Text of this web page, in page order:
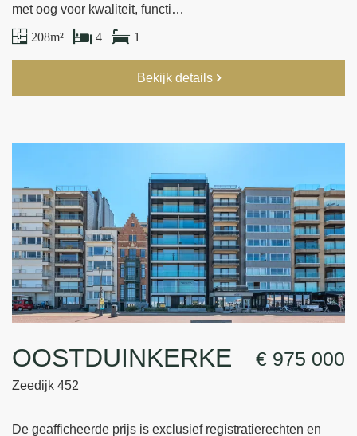
met oog voor kwaliteit, functi…
208 m² 4 1
Bekijk details
OOSTDUINKERKE
Zeedijk 452
€ 975 000
De geafficheerde prijs is exclusief registratierechten en